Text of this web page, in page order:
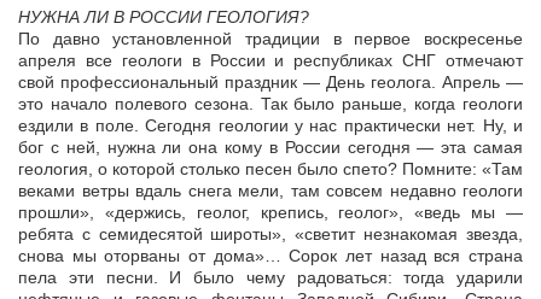
НУЖНА ЛИ В РОССИИ ГЕОЛОГИЯ?
По давно установленной традиции в первое воскресенье
апреля все геологи в России и республиках СНГ отмечают
свой профессиональный праздник — День геолога. Апрель —
это начало полевого сезона. Так было раньше, когда геологи
ездили в поле. Сегодня геологии у нас практически нет. Ну, и
бог с ней, нужна ли она кому в России сегодня — эта самая
геология, о которой столько песен было спето? Помните: «Там
веками ветры вдаль снега мели, там совсем недавно геологи
прошли», «держись, геолог, крепись, геолог», «ведь мы —
ребята с семидесятой широты», «светит незнакомая звезда,
снова мы оторваны от дома»… Сорок лет назад вся страна
пела эти песни. И было чему радоваться: тогда ударили